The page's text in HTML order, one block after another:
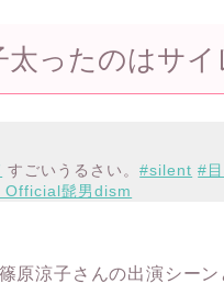
太ったのはサ
すごいうるさい。#silent #
髭男dism
原涼子さんの出演シー